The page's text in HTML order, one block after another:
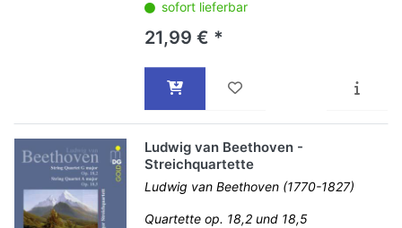
sofort lieferbar
21,99 € *
Ludwig van Beethoven -
Streichquartette
Ludwig van Beethoven (1770-1827)
Quartette op. 18,2 und 18,5